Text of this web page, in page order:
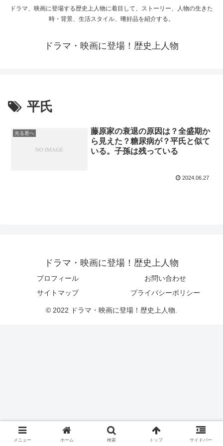
ドラマ、映画に登場する歴史上人物に着目して、ストーリー、人物の生きた
時・背景、生活スタイル、嗜好品を紹介する。
ドラマ・映画に登場！歴史上人物
平氏
光る君へ
藤原家の衰退の原因は？全盛期か
ら見えた？糖尿病が？平氏と似て
いる。子孫は残っている
2024.06.27
ドラマ・映画に登場！歴史上人物
プロフィール
お問い合わせ
サイトマップ
プライバシーポリシー
© 2022 ドラマ・映画に登場！歴史上人物.
メニュー ホーム 検索 トップ サイドバー